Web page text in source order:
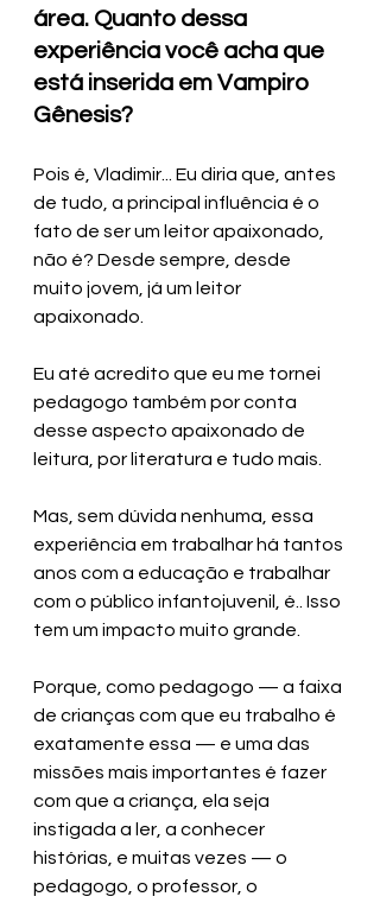
área. Quanto dessa
experiência você acha que
está inserida em Vampiro
Gênesis?
Pois é, Vladimir... Eu diria que, antes
de tudo, a principal influência é o
fato de ser um leitor apaixonado,
não é? Desde sempre, desde
muito jovem, já um leitor
apaixonado.
Eu até acredito que eu me tornei
pedagogo também por conta
desse aspecto apaixonado de
leitura, por literatura e tudo mais.
Mas, sem dúvida nenhuma, essa
experiência em trabalhar há tantos
anos com a educação e trabalhar
com o público infantojuvenil, é.. Isso
tem um impacto muito grande.
Porque, como pedagogo — a faixa
de crianças com que eu trabalho é
exatamente essa — e uma das
missões mais importantes é fazer
com que a criança, ela seja
instigada a ler, a conhecer
histórias, e muitas vezes — o
pedagogo, o professor, o